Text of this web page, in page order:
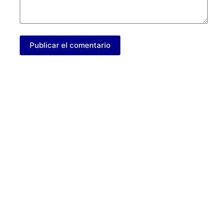
Publicar el comentario